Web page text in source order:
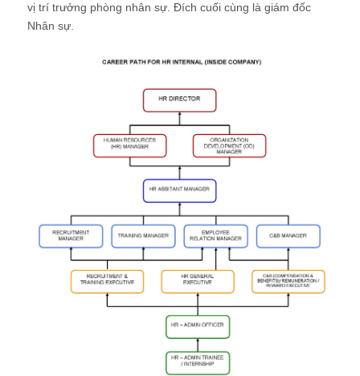
vị trí trưởng phòng nhân sự. Đích cuối cùng là giám đốc
Nhân sự.